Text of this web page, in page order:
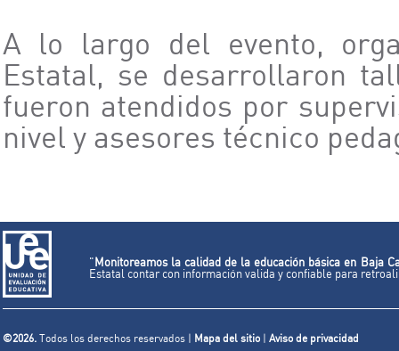
A lo largo del evento,
Estatal, se desarrollaron
fueron atendidos por
nivel y asesores técnico
" Monitoreamos la calidad de la educación básica en Baja
Estatal contar con información valida y confiable para
©2026.Todos los derechos reservados | Mapa del sitio| Aviso de privacidad